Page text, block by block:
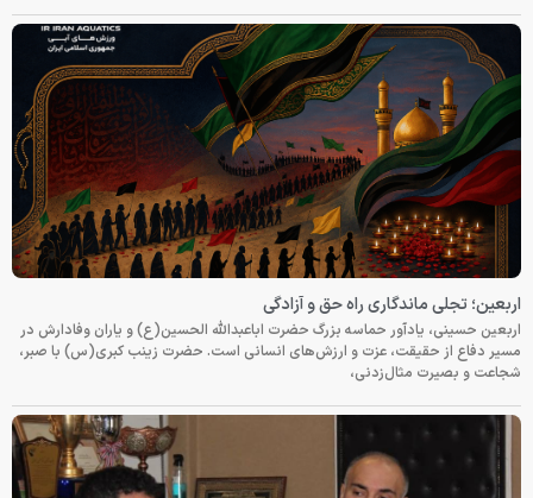
اربعین؛ تجلی ماندگاری راه حق و آزادگی
اربعین حسینی، یادآور حماسه بزرگ حضرت اباعبدالله الحسین(ع) و یاران وفادارش در
مسیر دفاع از حقیقت، عزت و ارزش‌های انسانی است. حضرت زینب کبری(س) با صبر،
شجاعت و بصیرت مثال‌زدنی،